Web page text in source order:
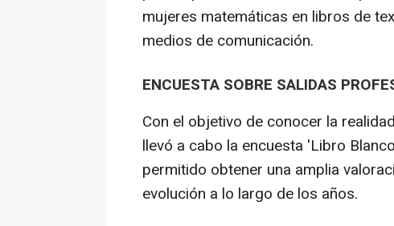
mujeres matemáticas en libros de
medios de comunicación.
ENCUESTA SOBRE SALIDAS
Con el objetivo de conocer la
llevó a cabo la encuesta 'Libro
permitido obtener una amplia
evolución a lo largo de los años.